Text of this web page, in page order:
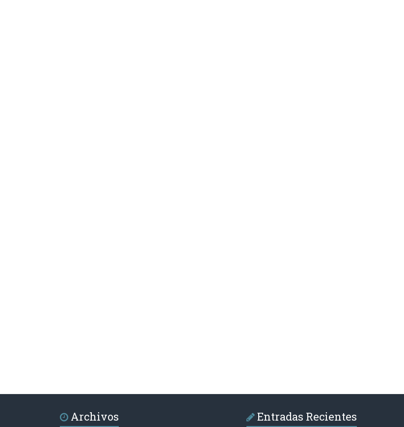
Archivos Entradas Recientes